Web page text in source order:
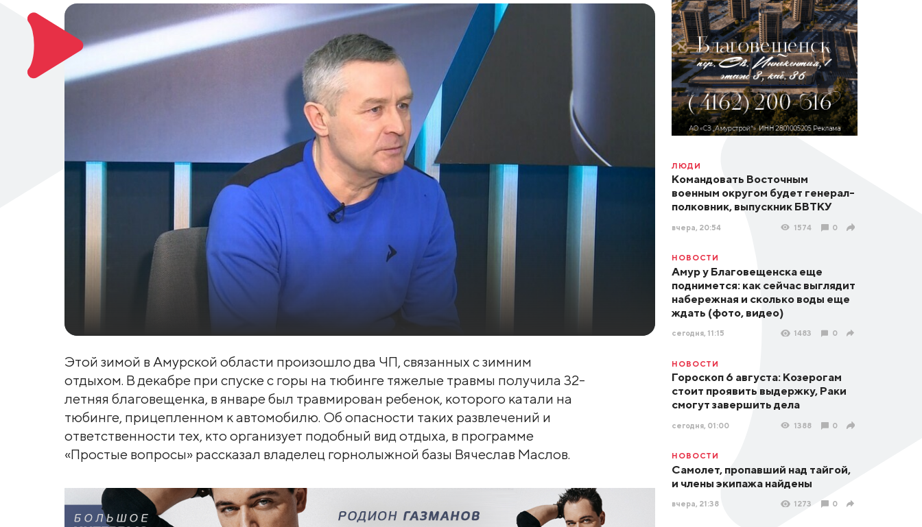
Этой зимой в Амурской области произошло два ЧП, связанных с зимним
отдыхом. В декабре при спуске с горы на тюбинге тяжелые травмы получила 32-
летняя благовещенка, в январе был травмирован ребенок, которого катали на
тюбинге, прицепленном к автомобилю. Об опасности таких развлечений и
ответственности тех, кто организует подобный вид отдыха, в программе
«Простые вопросы» рассказал владелец горнолыжной базы Вячеслав Маслов.
ЛЮДИ
Командовать Восточным
военным округом будет генерал-
полковник, выпускник БВТКУ
вчера, 20:54 1574 0
НОВОСТИ
Амур у Благовещенска еще
поднимется: как сейчас выглядит
набережная и сколько воды еще
ждать (фото, видео)
сегодня, 11:15 1483 0
НОВОСТИ
Гороскоп 6 августа: Козерогам
стоит проявить выдержку, Раки
смогут завершить дела
сегодня, 01:00 1388 0
НОВОСТИ
Самолет, пропавший над тайгой,
и члены экипажа найдены
вчера, 21:38 1273 0